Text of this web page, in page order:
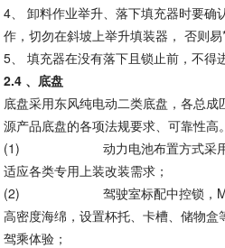
4、 卸料作业举升、落下填充器时要确
作，切勿在斜坡上举升填装器， 否则易
5、 填充器在没有落下且锁止前，不得
2.4 、底盘
底盘采用东风纯电动二类底盘，各总
源产品底盘的各项法规要求、可靠性高
(1)动力电池布置方式采
适应各类专用上装改装需求；
(2)驾驶室标配中控锁，
高密度海绵，设置杯托、卡槽、储物
驾乘体验；